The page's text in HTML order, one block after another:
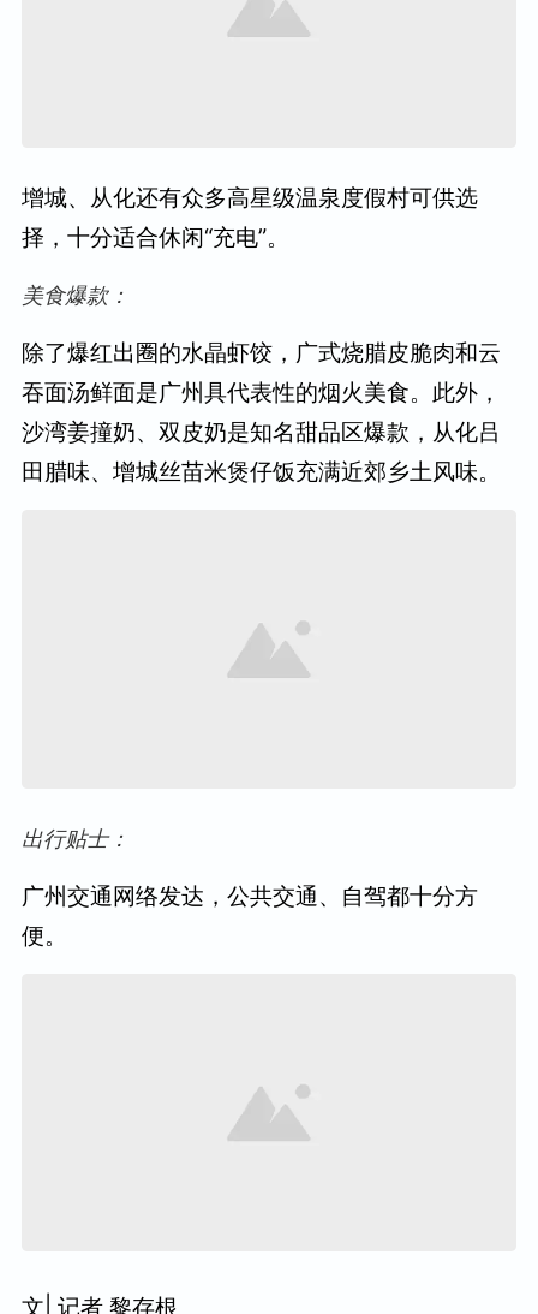
增城、从化还有众多高星级温泉度假村可供选
择，十分适合休闲“充电”。
美食爆款：
除了爆红出圈的水晶虾饺，广式烧腊皮脆肉和云
吞面汤鲜面是广州具代表性的烟火美食。此外，
沙湾姜撞奶、双皮奶是知名甜品区爆款，从化吕
田腊味、增城丝苗米煲仔饭充满近郊乡土风味。
出行贴士：
广州交通网络发达，公共交通、自驾都十分方
便。
文| 记者 黎存根